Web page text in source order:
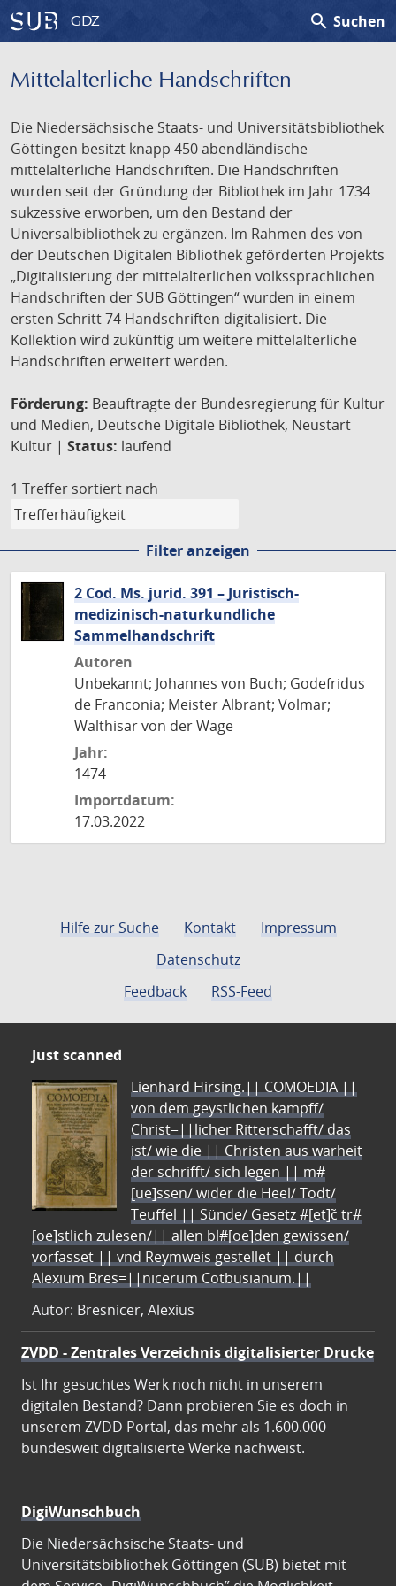
GDZ search Suchen
Mittelalterliche Handschriften
Die Niedersächsische Staats- und Universitätsbibliothek
Göttingen besitzt knapp 450 abendländische
mittelalterliche Handschriften. Die Handschriften
wurden seit der Gründung der Bibliothek im Jahr 1734
sukzessive erworben, um den Bestand der
Universalbibliothek zu ergänzen. Im Rahmen des von
der Deutschen Digitalen Bibliothek geförderten Projekts
„Digitalisierung der mittelalterlichen volkssprachlichen
Handschriften der SUB Göttingen“ wurden in einem
ersten Schritt 74 Handschriften digitalisiert. Die
Kollektion wird zukünftig um weitere mittelalterliche
Handschriften erweitert werden.
Förderung: Beauftragte der Bundesregierung für Kultur
und Medien, Deutsche Digitale Bibliothek, Neustart
Kultur | Status: laufend
1 Treffer sortiert nach
Filter anzeigen
2 Cod. Ms. jurid. 391 – Juristisch-
medizinisch-naturkundliche
Sammelhandschrift
Autoren
Unbekannt; Johannes von Buch; Godefridus
de Franconia; Meister Albrant; Volmar;
Walthisar von der Wage
Jahr:
1474
Importdatum:
17.03.2022
Hilfe zur Suche Kontakt
Impressum
Datenschutz
Feedback
RSS-Feed
Just scanned
Lienhard Hirsing.|| COMOEDIA ||
von dem geystlichen kampff/
Christ=||licher Ritterschafft/ das
ist/ wie die || Christen aus warheit
der schrifft/ sich legen || m#
[ue]ssen/ wider die Heel/ Todt/
Teuffel || Sünde/ Gesetz #[et]c̃ tr#
[oe]stlich zulesen/|| allen bl#[oe]den gewissen/
vorfasset || vnd Reymweis gestellet || durch
Alexium Bres=||nicerum Cotbusianum.||
Autor: Bresnicer, Alexius
ZVDD - Zentrales Verzeichnis digitalisierter Drucke
Ist Ihr gesuchtes Werk noch nicht in unserem
digitalen Bestand? Dann probieren Sie es doch in
unserem ZVDD Portal, das mehr als 1.600.000
bundesweit digitalisierte Werke nachweist.
DigiWunschbuch
Die Niedersächsische Staats- und
Universitätsbibliothek Göttingen (SUB) bietet mit